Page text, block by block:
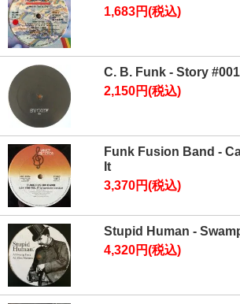
1,683円(税込)
C. B. Funk - Story #001
2,150円(税込)
Funk Fusion Band -
It
3,370円(税込)
Stupid Human -
4,320円(税込)